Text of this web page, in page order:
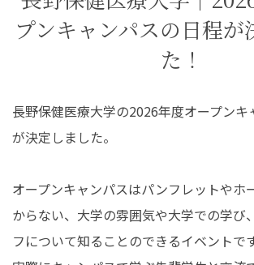
受験生サイト
本学の
学びの特徴
保護者の皆さまへ 病院・施設
プンキャンパスの日程が
た！
長野保健医療大学の2026年度オープンキ
が決定しました。
オープンキャンパスはパンフレットやホ
からない、大学の雰囲気や大学での学び
フについて知ることのできるイベントです